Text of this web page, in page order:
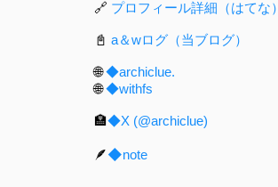
🔗 プロフィール詳細（はてな）
📓 a＆wログ（当ブログ）
🌐◆archiclue.
🌐◆withfs
🏣◆X (@archiclue)
🪶◆note